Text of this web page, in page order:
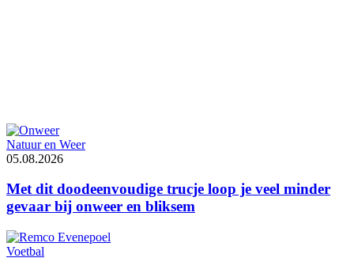
Natuur en Weer
05.08.2026
Met dit doodeenvoudige trucje loop je veel minder
gevaar bij onweer en bliksem
Voetbal